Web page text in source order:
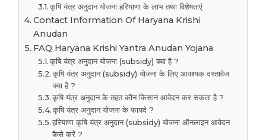
कृषि यंत्र अनुदान योजना हरियाणा के लाभ तथा विशेषताएं
Contact Information Of Haryana Krishi
Anudan
FAQ Haryana Krishi Yantra Anudan Yojana
कृषि यंत्र अनुदान योजना (subsidy) क्या है ?
कृषि यंत्र अनुदान (subsidy) योजना के लिए आवश्यक दस्तावेज
क्या है ?
कृषि यंत्र अनुदान के तहत कौन किसान आवेदन कर सकता है ?
कृषि यंत्र अनुदान योजना के फायदे ?
हरियाणा कृषि यंत्र अनुदान (subsidy) योजना ऑनलाइन आवेदन
कैसे करें ?